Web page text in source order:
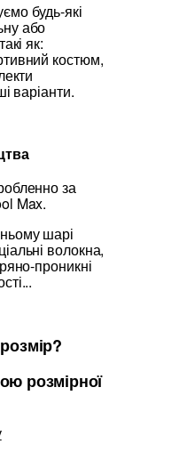
будь-які
або
як:
костюм,
варіанти.
за
Max.
шарі
волокна,
проникні
розмірної